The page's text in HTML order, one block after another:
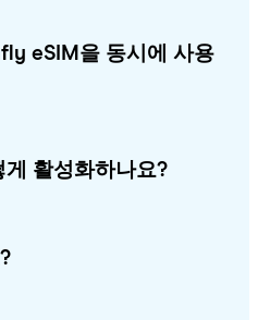
eSIM을 동시에 사용
활성화하나요?